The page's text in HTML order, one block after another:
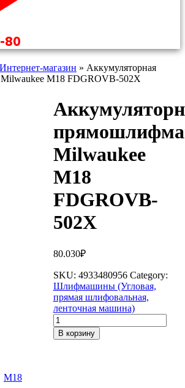
80
Интернет-магазин » Аккумуляторная
M18 FDGROVB-502X
Milwaukee
M18
FDGROVB-
502X
80.030₽
SKU: 4933480956 Category:
Шлифмашины (Угловая,
прямая шлифовальная,
ленточная машина)
Количество
товара
Аккумуляторная
В корзину
M18